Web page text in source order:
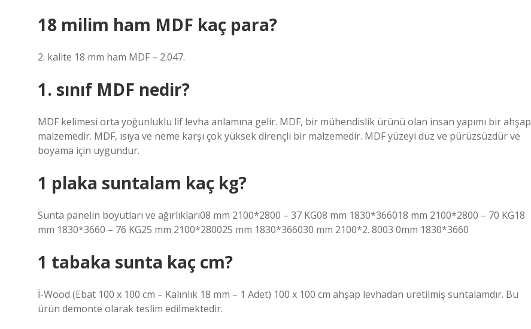
18 milim ham MDF kaç para?
2. kalite 18 mm ham MDF – 2.047.
1. sınıf MDF nedir?
MDF kelimesi orta yoğunluklu lif levha anlamına gelir. MDF, bir mühendislik ürünü olan insan yapımı bir ahşap
malzemedir. MDF, ısıya ve neme karşı çok yüksek dirençli bir malzemedir. MDF yüzeyi düz ve pürüzsüzdür ve
boyama için uygundur.
1 plaka suntalam kaç kg?
Sunta panelin boyutları ve ağırlıkları08 mm 2100*2800 – 37 KG08 mm 1830*366018 mm 2100*2800 – 70 KG18
mm 1830*3660 – 76 KG25 mm 2100*280025 mm 1830*366030 mm 2100*2. 8003 0mm 1830*3660
1 tabaka sunta kaç cm?
İ-Wood (Ebat 100 x 100 cm – Kalınlık 18 mm – 1 Adet) 100 x 100 cm ahşap levhadan üretilmiş suntalamdır. Bu
ürün demonte olarak teslim edilmektedir.